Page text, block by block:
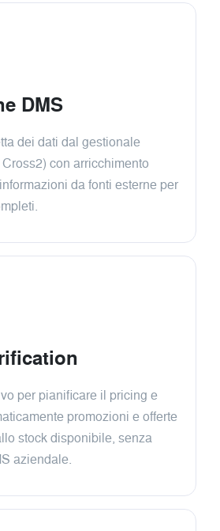
DMS
dei dati dal gestionale
con arricchimento
da fonti esterne per
per pianificare il pricing e
promozioni e offerte
stock disponibile, senza
aziendale.